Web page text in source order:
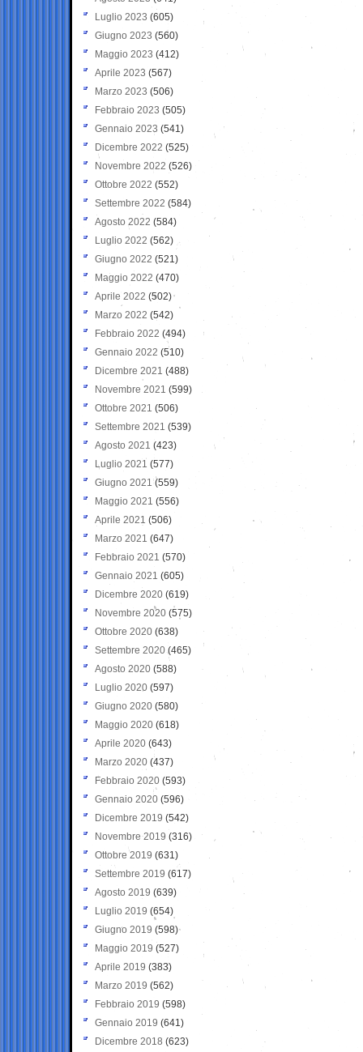
Luglio 2023 (605)
Giugno 2023 (560)
Maggio 2023 (412)
Aprile 2023 (567)
Marzo 2023 (506)
Febbraio 2023 (505)
Gennaio 2023 (541)
Dicembre 2022 (525)
Novembre 2022 (526)
Ottobre 2022 (552)
Settembre 2022 (584)
Agosto 2022 (584)
Luglio 2022 (562)
Giugno 2022 (521)
Maggio 2022 (470)
Aprile 2022 (502)
Marzo 2022 (542)
Febbraio 2022 (494)
Gennaio 2022 (510)
Dicembre 2021 (488)
Novembre 2021 (599)
Ottobre 2021 (506)
Settembre 2021 (539)
Agosto 2021 (423)
Luglio 2021 (577)
Giugno 2021(559)
Maggio 2021 (556)
Aprile 2021 (506)
Marzo 2021 (647)
Febbraio 2021 (570)
Gennaio 2021 (605)
Dicembre 2020 (619)
Novembre 2020 (575)
Ottobre 2020 (638)
Settembre 2020(465)
Agosto 2020 (588)
Luglio 2020 (597)
Giugno 2020 (580)
Maggio 2020 (618)
Aprile 2020 (643)
Marzo 2020 (437)
Febbraio 2020 (593)
Gennaio 2020 (596)
Dicembre 2019 (542)
Novembre 2019 (316)
Ottobre 2019 (631)
Settembre 2019 (617)
Agosto 2019 (639)
Luglio 2019 (654)
Giugno 2019 (598)
Maggio 2019 (527)
Aprile 2019 (383)
Marzo 2019 (562)
Febbraio 2019 (598)
Gennaio 2019 (641)
Dicembre 2018 (623)